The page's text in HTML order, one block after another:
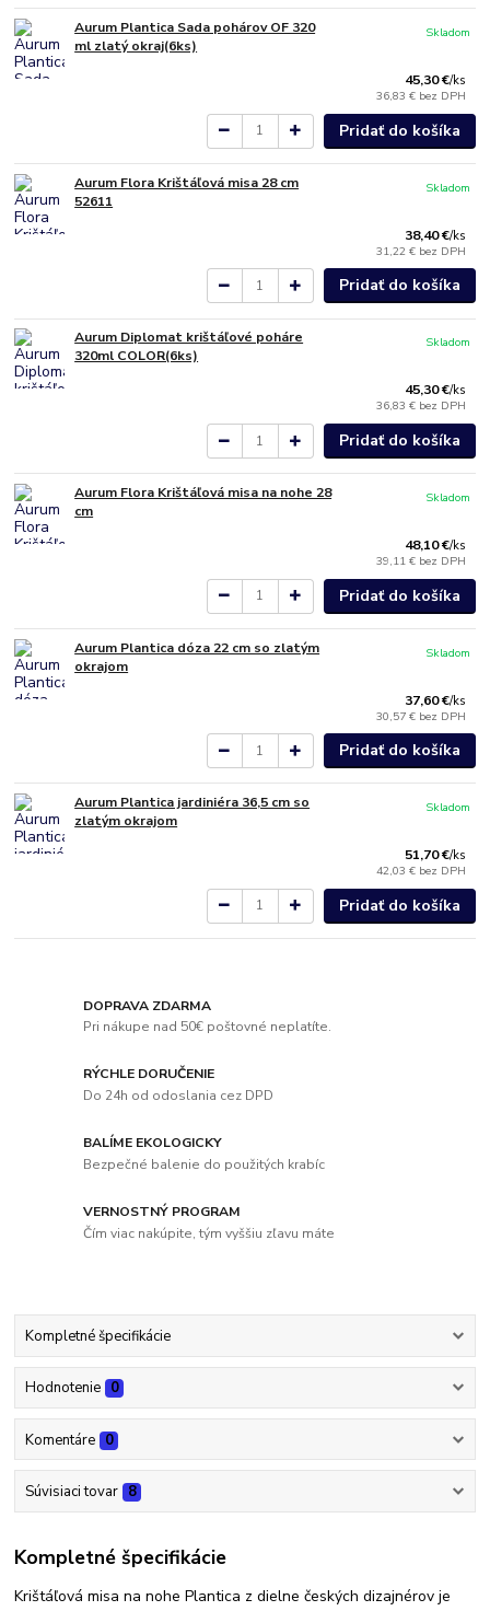
Aurum Plantica Sada pohárov OF 320
ml zlatý okraj(6ks)
45,30 €/ks
36,83 € bez DPH
Skladom
Pridať do košíka
Aurum Flora Krištáľová misa 28 cm
52611
38,40 €/ks
31,22 € bez DPH
Skladom
Pridať do košíka
Aurum Diplomat krištáľové poháre
320ml COLOR(6ks)
45,30 €/ks
36,83 € bez DPH
Skladom
Pridať do košíka
Aurum Flora Krištáľová misa na nohe 28
cm
48,10 €/ks
39,11 € bez DPH
Skladom
Pridať do košíka
Aurum Plantica dóza 22 cm so zlatým
okrajom
37,60 €/ks
30,57 € bez DPH
Skladom
Pridať do košíka
Aurum Plantica jardiniéra 36,5 cm so
zlatým okrajom
51,70 €/ks
42,03 € bez DPH
Skladom
Pridať do košíka
DOPRAVA ZDARMA
Pri nákupe nad 50€ poštovné neplatíte.
RÝCHLE DORUČENIE
Do 24h od odoslania cez DPD
BALÍME EKOLOGICKY
Bezpečné balenie do použitých krabíc
VERNOSTNÝ PROGRAM
Čím viac nakúpite, tým vyššiu zľavu máte
Kompletné špecifikácie
Hodnotenie 0
Komentáre 0
Súvisiaci tovar 8
Kompletné špecifikácie
Krištáľová misa na nohe Plantica z dielne českých dizajnérov je